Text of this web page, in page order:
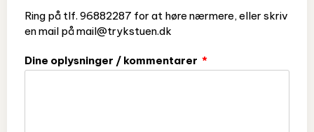
Ring på tlf. 96882287 for at høre nærmere, eller skriv
en mail på mail@trykstuen.dk
Dine oplysninger / kommentarer